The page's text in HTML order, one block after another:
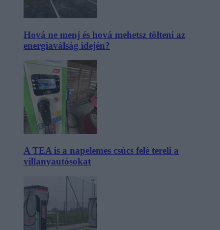
Hová ne menj és hová mehetsz tölteni az
energiaválság idején?
A TEA is a napelemes csúcs felé tereli a
villanyautósokat